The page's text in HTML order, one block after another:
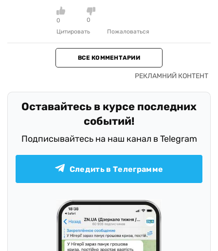
0
0
Цитировать
Пожаловаться
ВСЕ КОММЕНТАРИИ
Оставайтесь в курсе последних
событий!
Подписывайтесь на наш канал в Telegram
Следить в Телеграмме